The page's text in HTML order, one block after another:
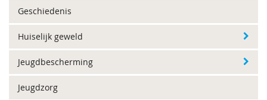
Geschiedenis
Huiselijk geweld
Jeugdbescherming
Jeugdzorg